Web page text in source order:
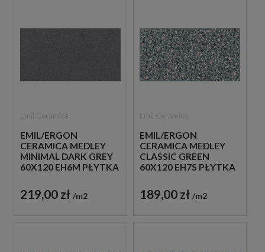
EMIL/ERGON
CERAMICA MEDLEY
MINIMAL DARK GREY
60X120 EH6M PŁYTKA
219,00 zł m2
EMIL/ERGON
CERAMICA MEDLEY
CLASSIC GREEN
60X120 EH7S PŁYTKA
189,00 zł m2